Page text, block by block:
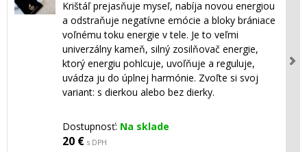
Krištáľ prejasňuje myseľ, nabíja novou energiou
a odstraňuje negatívne emócie a bloky brániace
voľnému toku energie v tele. Je to veľmi
univerzálny kameň, silný zosilňovač energie,
ktorý energiu pohlcuje, uvoľňuje a reguluje,
uvádza ju do úplnej harmónie. Zvoľte si svoj
variant: s dierkou alebo bez dierky.
Dostupnosť: Na sklade
20 € s DPH